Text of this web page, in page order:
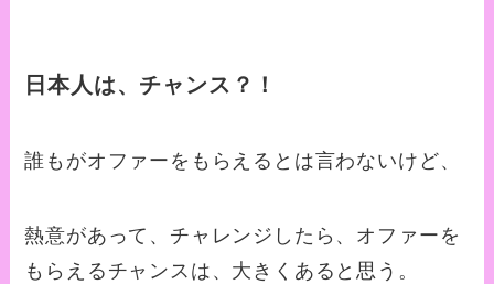
日本人は、チャンス？！
誰もがオファーをもらえるとは言わないけど、
熱意があって、チャレンジしたら、オファーを
もらえるチャンスは、大きくあると思う。